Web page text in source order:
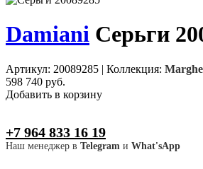
Damiani Серьги
Артикул: 20089285 | Коллекция:
598 740 руб.
Добавить в корзину
+7 964 833 16 19
Наш менеджер в Telegram и What'sApp